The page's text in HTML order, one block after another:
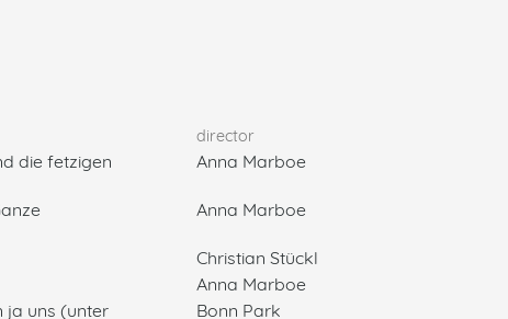
director
die fetzigen
Anna Marboe
Anna Marboe
Christian Stückl
Anna Marboe
ja uns (unter Bonn Park